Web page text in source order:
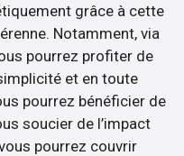
grâce à cette
Notamment, via
pourrez profiter de
et en toute
pourrez bénéficier de
soucier de l’impact
pourrez couvrir